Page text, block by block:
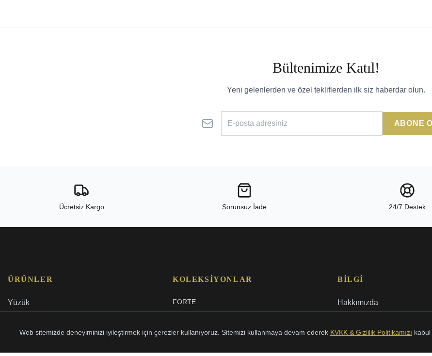
Bültenimize Katıl!
Yeni gelenlerden ve özel tekliflerden ilk siz haberdar olun.
ABONE
Ücretsiz Kargo Sorunsuz İade 24/7 Destek
ÜRÜNLER
Yüzük
Bileklik
KOLEKSIYONLAR
FORTE
MAIA
BILGI
Hakkımızda
Mağazalar
Web sitemizde deneyiminizi iyileştirmek için çerezler kullanıyoruz. Sitemizi kullanmaya devam ederek KVKK & Gizlilik Politikamızı kabul